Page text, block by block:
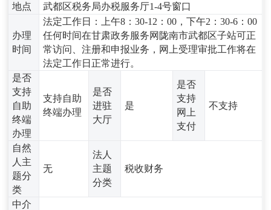
地点
武都区税务局办税服务厅1-4号窗口
办理
时间
法定工作日：上午8：30-12：00，下午2：30-6：00
任何时间在甘肃政务服务网陇南市武都区子站可正
常访问、注册和申报业务，网上受理审批工作将在
法定工作日正常进行。
是否
支持
自助
终端
办理
支持自助
终端办理
是否
进驻
大厅
是
是否
支持
网上
支付
不支持
自然
人主
题分
类
无
法人
主题
分类
税收财务
中介